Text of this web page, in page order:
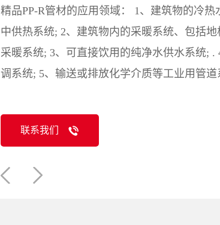
精品PP-R管材的应用领域： 1、建筑物的冷热
中供热系统; 2、建筑物内的采暖系统、包括
采暖系统; 3、可直接饮用的纯净水供水系统; .
调系统; 5、输送或排放化学介质等工业用管道
联系我们